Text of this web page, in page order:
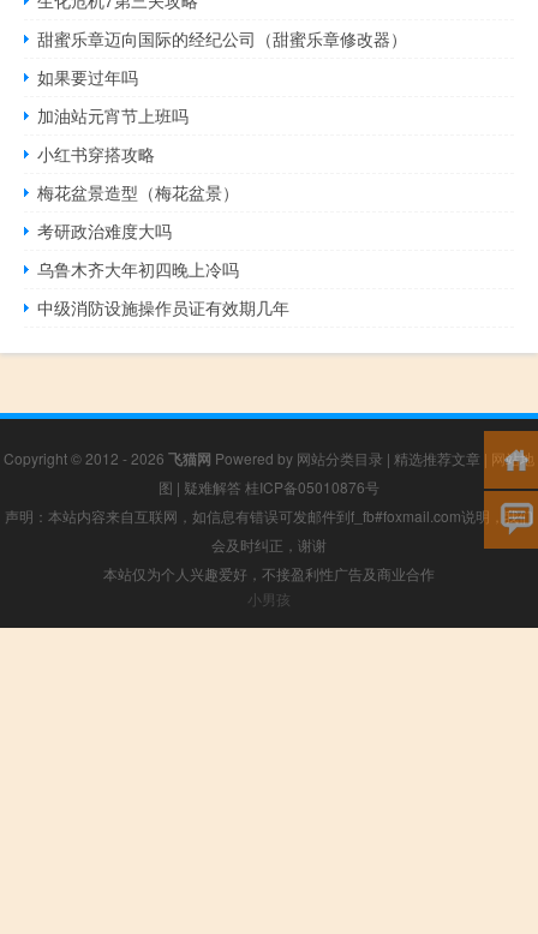
甜蜜乐章迈向国际的经纪公司（甜蜜乐章修改器）
如果要过年吗
加油站元宵节上班吗
小红书穿搭攻略
梅花盆景造型（梅花盆景）
考研政治难度大吗
乌鲁木齐大年初四晚上冷吗
中级消防设施操作员证有效期几年
Copyright © 2012 - 2026 飞猫网 Powered by 网站分类目录 | 精选推荐文章 | 网站地
图 | 疑难解答 桂ICP备05010876号
声明：本站内容来自互联网，如信息有错误可发邮件到f_fb#foxmail.com说明，我们
会及时纠正，谢谢
本站仅为个人兴趣爱好，不接盈利性广告及商业合作
小男孩